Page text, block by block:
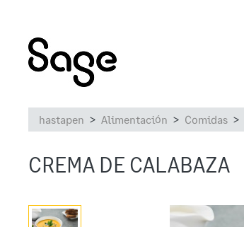
hastapen Alimentación Comidas
CREMA DE CALABAZA